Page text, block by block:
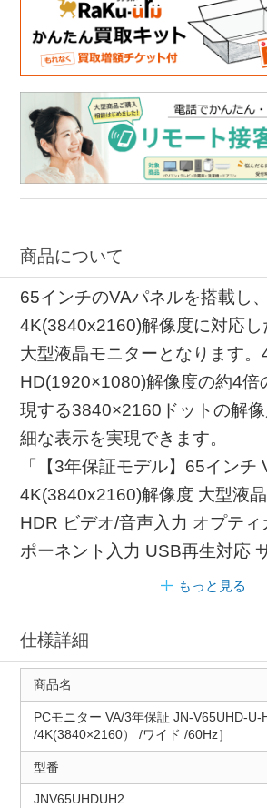
商品について
65インチのVAパネルを搭載し、
4K(3840x2160)解像度に対応
大型液晶モニターとなります
HD(1920×1080)解像度の約4倍
現する3840×2160ドットの解
細な表示を実現できます。
「【3年保証モデル】65インチ
4K(3840x2160)解像度 大型液
HDR ビデオ/音声入力 オプティ
ポーネント入力 USB再生対応
もっと見る
仕様詳細
商品名
PCモニター VA/3年保証 JN-V65UHD-U-
/4K(3840×2160） /ワイド /60Hz］
型番
JNV65UHDUH2